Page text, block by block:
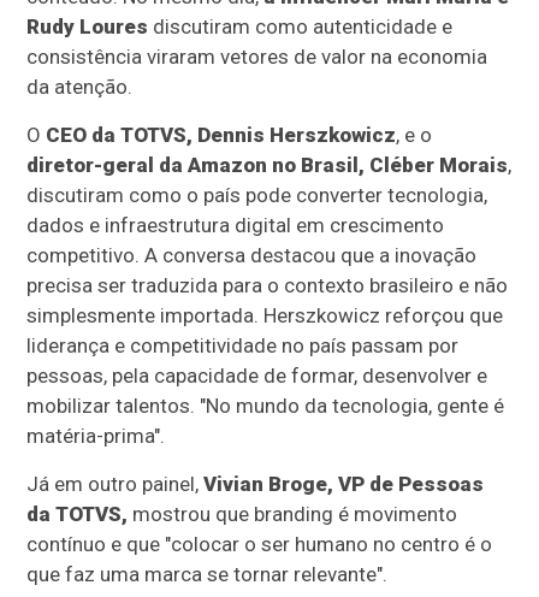
Rudy Loures discutiram como autenticidade e
consistência viraram vetores de valor na economia
da atenção.
O CEO da TOTVS, Dennis Herszkowicz, e o
diretor-geral da Amazon no Brasil, Cléber Morais,
discutiram como o país pode converter tecnologia,
dados e infraestrutura digital em crescimento
competitivo. A conversa destacou que a inovação
precisa ser traduzida para o contexto brasileiro e não
simplesmente importada. Herszkowicz reforçou que
liderança e competitividade no país passam por
pessoas, pela capacidade de formar, desenvolver e
mobilizar talentos. "No mundo da tecnologia, gente é
matéria-prima".
Já em outro painel,Vivian Broge, VP de Pessoas
da TOTVS, mostrou que branding é movimento
contínuo e que "colocar o ser humano no centro é o
que faz uma marca se tornar relevante".